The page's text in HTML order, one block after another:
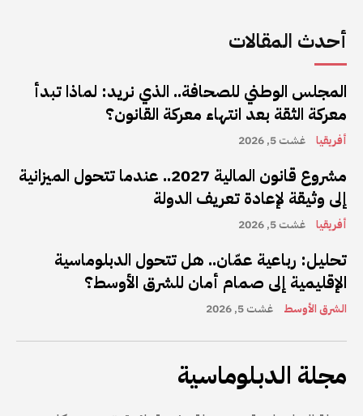
أحدث المقالات
المجلس الوطني للصحافة.. الذي نريد: لماذا تبدأ
معركة الثقة بعد انتهاء معركة القانون؟
أفريقيا غشت 5, 2026
مشروع قانون المالية 2027.. عندما تتحول الميزانية
إلى وثيقة لإعادة تعريف الدولة
أفريقيا غشت 5, 2026
تحليل: رباعية عمّان.. هل تتحول الدبلوماسية
الإقليمية إلى صمام أمان للشرق الأوسط؟
الشرق الأوسط غشت 5, 2026
مجلة الدبلوماسية